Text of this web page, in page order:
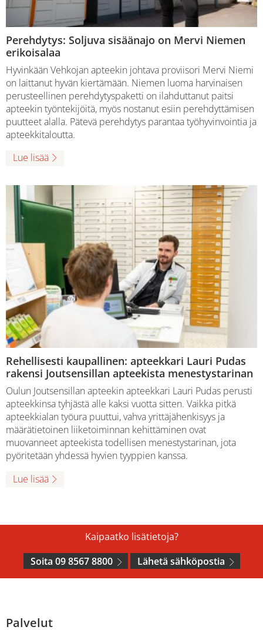
Perehdytys: Soljuva sisäänajo on Mervi Niemen
erikoisalaa
Hyvinkään Vehkojan apteekin johtava proviisori Mervi Niemi
on laittanut hyvän kiertämään. Niemen luoma harvinaisen
perusteellinen perehdytyspaketti on ilahduttanut paitsi
apteekin työntekijöitä, myös nostanut esiin perehdyttämisen
puutteet alalla. Pätevä perehdytys parantaa työhyvinvointia ja
apteekkitaloutta.
Lue lisää
Rehellisesti kaupallinen: apteekkari Lauri Pudas
rakensi Joutsensillan apteekista menestystarinan
Oulun Joutsensillan apteekin apteekkari Lauri Pudas perusti
apteekkinsa tyhjästä alle kaksi vuotta sitten. Vaikka pitkä
apteekkialan työura puuttui, vahva yrittäjähenkisyys ja
määrätietoinen liiketoiminnan kehittäminen ovat
muovanneet apteekista todellisen menestystarinan, jota
pyöritetään yhdessä hyvien tyyppien kanssa.
Lue lisää
Kaipaatko lisätietoja?
Soita 09 8567 8800
Lähetä sähköpostia
Palvelut